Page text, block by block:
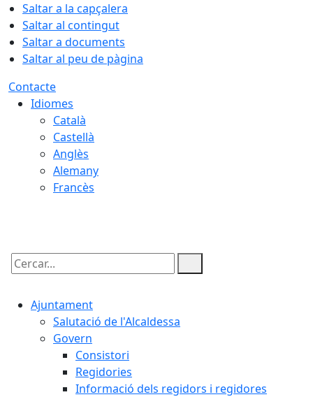
Saltar a la capçalera
Saltar al contingut
Saltar a documents
Saltar al peu de pàgina
Contacte
Idiomes
Català
Castellà
Anglès
Alemany
Francès
Cercar:
Ajuntament
Salutació de l'Alcaldessa
Govern
Consistori
Regidories
Informació dels regidors i regidores